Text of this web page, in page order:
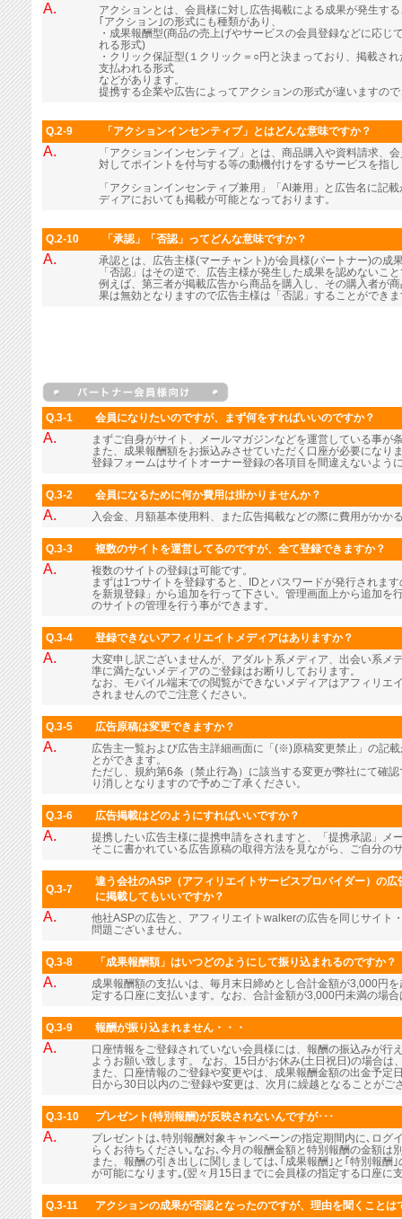
A.
アクションとは、会員様に対し広告掲載による成果が発生す
｢アクション｣の形式にも種類があり、
・成果報酬型(商品の売上げやサービスの会員登録などに応
れる形式)
・クリック保証型(１クリック＝○円と決まっており、掲載さ
支払われる形式
などがあります。
提携する企業や広告によってアクションの形式が違いますの
Q.2-9 「アクションインセンティブ」とはどんな意味ですか？
A.
「アクションインセンティブ」とは、商品購入や資料請求、
対してポイントを付与する等の動機付けをするサービスを指
「アクションインセンティブ兼用」「AI兼用」と広告名に記
ディアにおいても掲載が可能となっております。
Q.2-10 「承認」「否認」ってどんな意味ですか？
A.
承認とは、広告主様(マーチャント)が会員様(パートナー)の成
「否認」はその逆で、広告主様が発生した成果を認めないこ
例えば、第三者が掲載広告から商品を購入し、その購入者が
果は無効となりますので広告主様は「否認」することができ
Q.3-1 会員になりたいのですが、まず何をすればいいのですか？
A.
まずご自身がサイト、メールマガジンなどを運営している事が
また、成果報酬額をお振込みさせていただく口座が必要になり
登録フォームはサイトオーナー登録の各項目を間違えないよう
Q.3-2 会員になるために何か費用は掛かりませんか？
A. 入会金、月額基本使用料、また広告掲載などの際に費用がかか
Q.3-3 複数のサイトを運営してるのですが、全て登録できますか？
A.
複数のサイトの登録は可能です。
まずは1つサイトを登録すると、IDとパスワードが発行されま
を新規登録」から追加を行って下さい。管理画面上から追加を
のサイトの管理を行う事ができます。
Q.3-4 登録できないアフィリエイトメディアはありますか？
A.
大変申し訳ございませんが、アダルト系メディア、出会い系メ
準に満たないメディアのご登録はお断りしております。
なお、モバイル端末での閲覧ができないメディアはアフィリエ
されませんのでご注意ください。
Q.3-5 広告原稿は変更できますか？
A.
広告主一覧および広告主詳細画面に「(※)原稿変更禁止」の記
とができます。
ただし、規約第6条（禁止行為）に該当する変更が弊社にて確
り消しとなりますので予めご了承ください。
Q.3-6 広告掲載はどのようにすればいいですか？
A.
提携したい広告主様に提携申請をされますと、「提携承認」メ
そこに書かれている広告原稿の取得方法を見ながら、ご自分の
Q.3-7
違う会社のASP（アフィリエイトサービスプロバイダー）の
に掲載してもいいですか？
A.
他社ASPの広告と、アフィリエイトwalkerの広告を同じサイト
問題ございません。
Q.3-8 「成果報酬額」はいつどのようにして振り込まれるのですか？
A.
成果報酬額の支払いは、毎月末日締めとし合計金額が3,000円
定する口座に支払います。なお、合計金額が3,000円未満の場
Q.3-9 報酬が振り込まれません・・・
A.
口座情報をご登録されていない会員様には、報酬の振込みが行
ようお願い致します。 なお、15日がお休み(土日祝日)の場合は
また、口座情報のご登録や変更やは、成果報酬金額の出金予定
日から30日以内のご登録や変更は、次月に繰越となることがご
Q.3-10 プレゼント(特別報酬)が反映されないんですが･･･
A.
プレゼントは､特別報酬対象キャンペーンの指定期間内に､ログ
らくお待ちください｡なお､今月の報酬金額と特別報酬の金額は
また、報酬の引き出しに関しましては､｢成果報酬｣と｢特別報酬
が可能になります｡(翌々月15日までに会員様の指定する口座に
Q.3-11 アクションの成果が否認となったのですが、理由を聞くことは